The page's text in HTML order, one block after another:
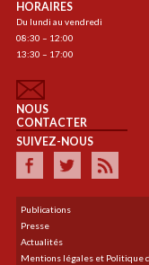
HORAIRES
Du lundi au vendredi
08:30 – 12:00
13:30 – 17:00
NOUS
CONTACTER
SUIVEZ-NOUS
Publications
Presse
Actualités
Mentions légales et Politique